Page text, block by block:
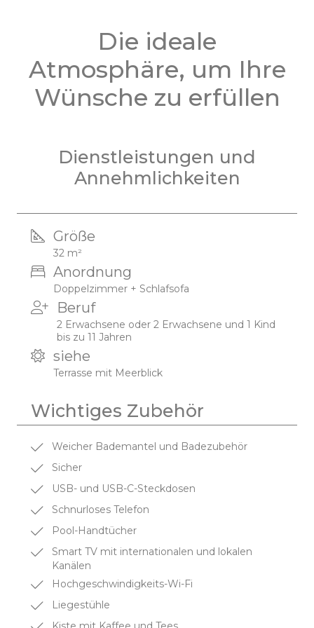
Die ideale
Atmosphäre, um Ihre
Wünsche zu erfüllen
Dienstleistungen und
Annehmlichkeiten
Größe
32 m²
Anordnung
Doppelzimmer + Schlafsofa
Beruf
2 Erwachsene oder 2 Erwachsene und 1 Kind
bis zu 11 Jahren
siehe
Terrasse mit Meerblick
Wichtiges Zubehör
Weicher Bademantel und Badezubehör
Sicher
USB- und USB-C-Steckdosen
Schnurloses Telefon
Pool-Handtücher
Smart TV mit internationalen und lokalen
Kanälen
Hochgeschwindigkeits-Wi-Fi
Liegestühle